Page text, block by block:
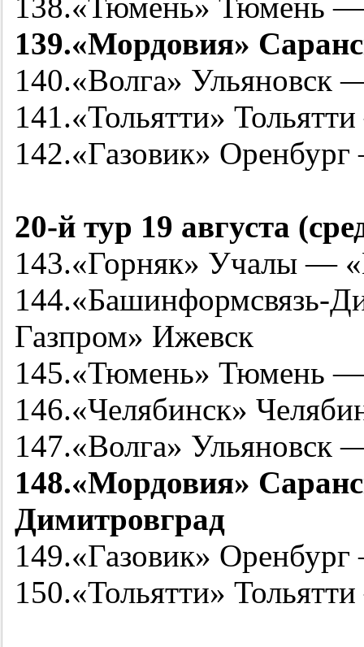
139.«Мордовия»
140.«Волга» Ульяновск
141.«Тольятти»
142.«Газовик»
20-йтур 19 августа
143.«Горняк» Учалы —
Газпром» Ижевск
145.«Тюмень» Тюмень
146.«Челябинск»
147.«Волга» Ульяновск
148.«Мордовия»
Димитровград
149.«Газовик»
150.«Тольятти»